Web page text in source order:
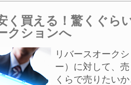
く買える！驚くぐら
クションへ
リバースオーク
ー）に対して、
くらで売りたい